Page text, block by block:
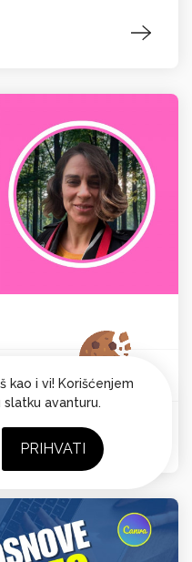
kao i vi! Korišćenjem
slatku avanturu.
PRIHVATI